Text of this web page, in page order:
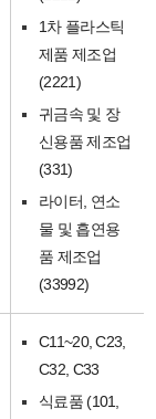
1차 플라스틱
제품 제조업
(2221)
귀금속 및 장
신용품 제조업
(331)
라이터, 연소
물 및 흡연용
품 제조업
(33992)
C11~20, C23,
C32, C33
식료품 (101,